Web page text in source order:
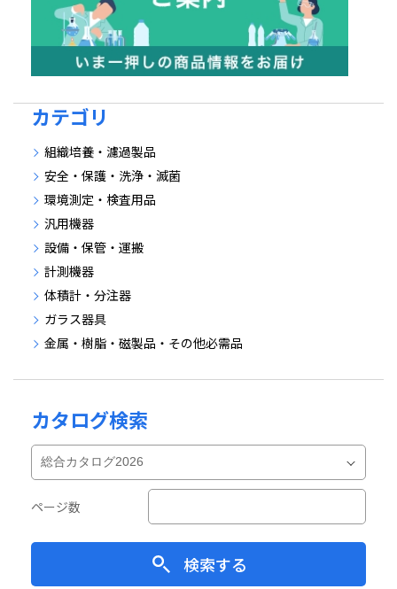
カテゴリ
組織培養・濾過製品
安全・保護・洗浄・滅菌
環境測定・検査用品
汎用機器
設備・保管・運搬
計測機器
体積計・分注器
ガラス器具
金属・樹脂・磁製品・その他必需品
カタログ検索
ページ数
検索する